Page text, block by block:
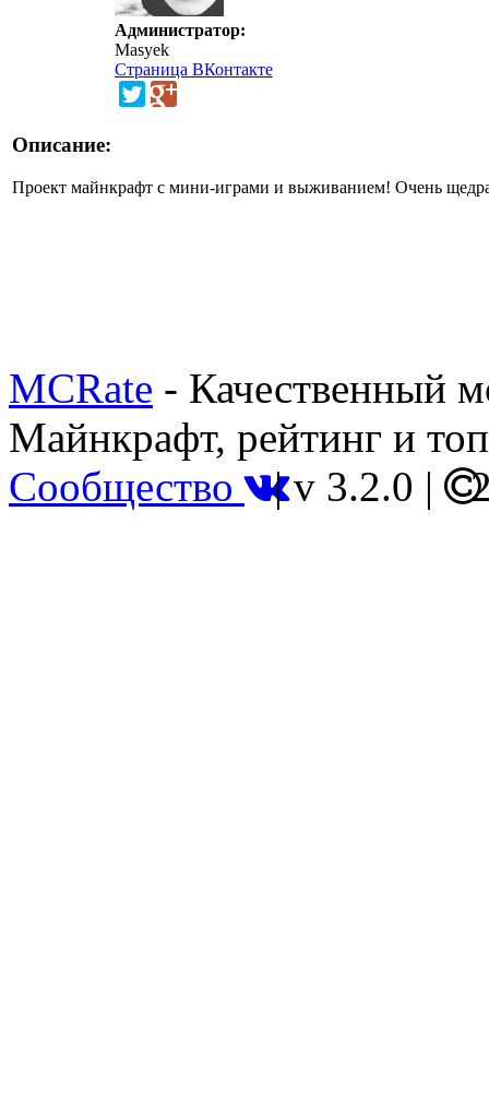
Администратор:
Masyek
Страница ВКонтакте
Описание:
Проект майнкрафт с мини-играми и выживанием! Очень
MCRate - Качественный
Майнкрафт, рейтинг и
Сообщество |v 3.2.0 |